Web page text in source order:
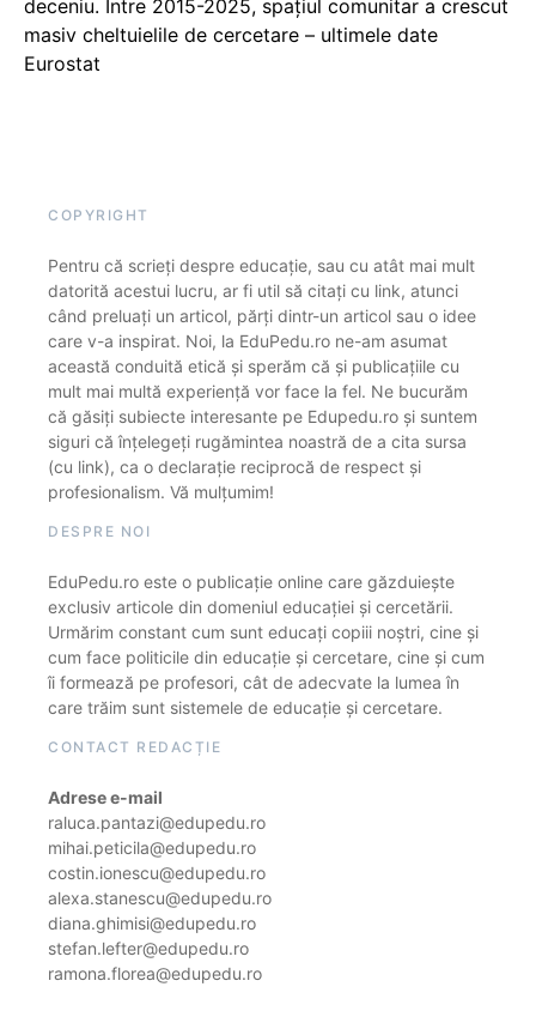
deceniu. Între 2015-2025, spațiul comunitar a crescut
masiv cheltuielile de cercetare – ultimele date
Eurostat
COPYRIGHT
Pentru că scrieți despre educație, sau cu atât mai mult
datorită acestui lucru, ar fi util să citați cu link, atunci
când preluați un articol, părți dintr-un articol sau o idee
care v-a inspirat. Noi, la EduPedu.ro ne-am asumat
această conduită etică și sperăm că și publicațiile cu
mult mai multă experiență vor face la fel. Ne bucurăm
că găsiți subiecte interesante pe Edupedu.ro și suntem
siguri că înțelegeți rugămintea noastră de a cita sursa
(cu link), ca o declarație reciprocă de respect și
profesionalism. Vă mulțumim!
DESPRE NOI
EduPedu.ro este o publicație online care găzduiește
exclusiv articole din domeniul educației și cercetării.
Urmărim constant cum sunt educați copiii noștri, cine și
cum face politicile din educație și cercetare, cine și cum
îi formează pe profesori, cât de adecvate la lumea în
care trăim sunt sistemele de educație și cercetare.
CONTACT REDACȚIE
Adrese e-mail
raluca.pantazi@edupedu.ro
mihai.peticila@edupedu.ro
costin.ionescu@edupedu.ro
alexa.stanescu@edupedu.ro
diana.ghimisi@edupedu.ro
stefan.lefter@edupedu.ro
ramona.florea@edupedu.ro